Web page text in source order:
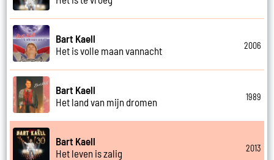
Bart Kaell
Het is volle maan vannacht
2006
Bart Kaell
Het land van mijn dromen
1989
Bart Kaell
Het leven is zalig
2013